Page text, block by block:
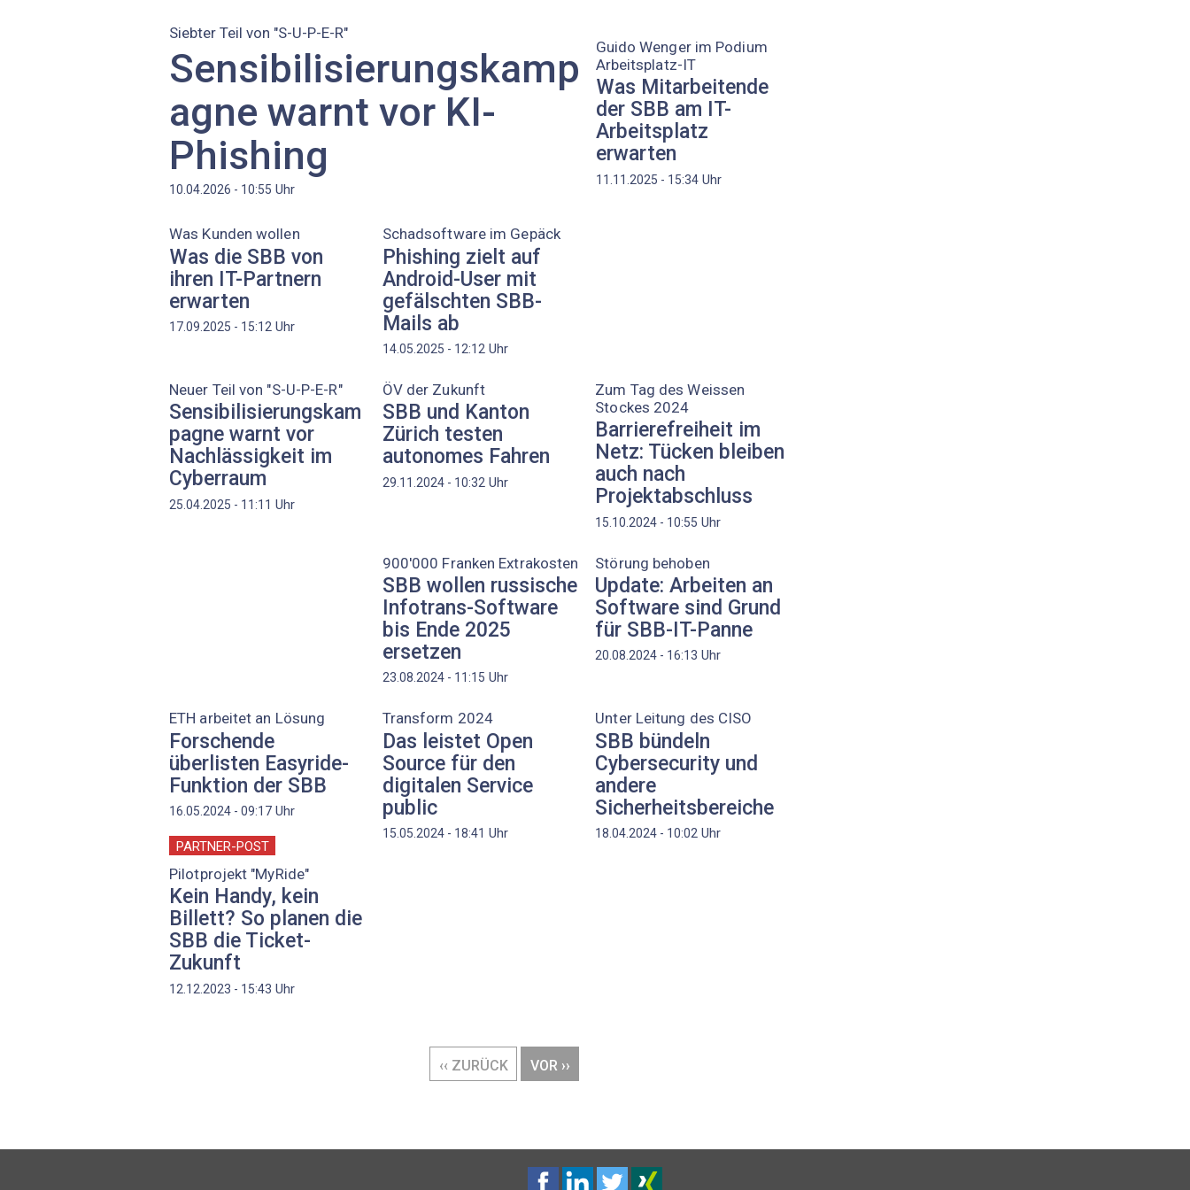
Siebter Teil von "S-U-P-E-R"
Sensibilisierungskamp
agne warnt vor KI-
Phishing
10.04.2026 - 10:55 Uhr
Guido Wenger im Podium
Arbeitsplatz-IT
Was Mitarbeitende
der SBB am IT-
Arbeitsplatz
erwarten
11.11.2025 - 15:34Uhr
Was Kunden wollen
Was die SBB von
ihren IT-Partnern
erwarten
17.09.2025 - 15:12 Uhr
Schadsoftware im Gepäck
Phishing zielt auf
Android-User mit
gefälschten SBB-
Mails ab
14.05.2025 - 12:12Uhr
Neuer Teil von "S-U-P-E-R"
Sensibilisierungskam
pagne warnt vor
Nachlässigkeit im
Cyberraum
25.04.2025 - 11:11 Uhr
ÖV der Zukunft
SBB und Kanton
Zürich testen
autonomes Fahren
29.11.2024 - 10:32Uhr
Zum Tag des Weissen
Stockes 2024
Barrierefreiheit im
Netz: Tücken bleiben
auch nach
Projektabschluss
15.10.2024 - 10:55 Uhr
900'000 Franken Extrakosten
SBB wollen russische
Infotrans-Software
bis Ende 2025
ersetzen
23.08.2024 - 11:15 Uhr
Störung behoben
Update: Arbeiten an
Software sind Grund
für SBB-IT-Panne
20.08.2024 - 16:13 Uhr
ETH arbeitet an Lösung
Forschende
überlisten Easyride-
Funktion der SBB
16.05.2024 - 09:17 Uhr
Transform 2024
Das leistet Open
Source für den
digitalen Service
public
15.05.2024 - 18:41 Uhr
Unter Leitung des CISO
SBB bündeln
Cybersecurity und
andere
Sicherheitsbereiche
18.04.2024 - 10:02 Uhr
PARTNER-POST
Pilotprojekt "MyRide"
Kein Handy, kein
Billett? So planen die
SBB die Ticket-
Zukunft
12.12.2023 - 15:43 Uhr
VORHERIGE
‹‹ ZURÜCK
NÄCHSTE
VOR ››